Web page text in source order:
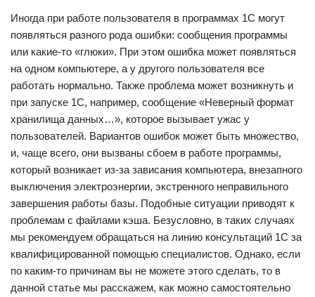
Иногда при работе пользователя в программах 1С могут
появляться разного рода ошибки: сообщения программы
или какие-то «глюки». При этом ошибка может появляться
на одном компьютере, а у другого пользователя все
работать нормально. Также проблема может возникнуть и
при запуске 1С, например, сообщение «Неверный формат
хранилища данных…», которое вызывает ужас у
пользователей. Вариантов ошибок может быть множество,
и, чаще всего, они вызваны сбоем в работе программы,
который возникает из-за зависания компьютера, внезапного
выключения электроэнергии, экстренного неправильного
завершения работы базы. Подобные ситуации приводят к
проблемам с файлами кэша. Безусловно, в таких случаях
мы рекомендуем обращаться на линию консультаций 1С за
квалифицированной помощью специалистов. Однако, если
по каким-то причинам вы не можете этого сделать, то в
данной статье мы расскажем, как можно самостоятельно